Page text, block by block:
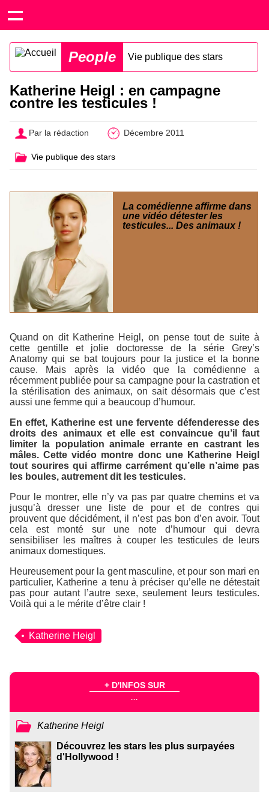
People Vie publique des stars
Katherine Heigl : en campagne
contre les testicules !
Par la rédaction Décembre 2011
Vie publique des stars
La comédienne affirme dans
une vidéo détester les
testicules... Des animaux !
Quand on dit Katherine Heigl, on pense tout de suite à
cette gentille et jolie doctoresse de la série Grey’s
Anatomy qui se bat toujours pour la justice et la bonne
cause. Mais après la vidéo que la comédienne a
récemment publiée pour sa campagne pour la castration et
la stérilisation des animaux, on sait désormais que c’est
aussi une femme qui a beaucoup d’humour.
En effet, Katherine est une fervente défenderesse des
droits des animaux et elle est convaincue qu’il faut
limiter la population animale errante en castrant les
mâles. Cette vidéo montre donc une Katherine Heigl
tout sourires qui affirme carrément qu’elle n’aime pas
les boules, autrement dit les testicules.
Pour le montrer, elle n’y va pas par quatre chemins et va
jusqu’à dresser une liste de pour et de contres qui
prouvent que décidément, il n’est pas bon d’en avoir. Tout
cela est monté sur une note d’humour qui devra
sensibiliser les maîtres à couper les testicules de leurs
animaux domestiques.
Heureusement pour la gent masculine, et pour son mari en
particulier, Katherine a tenu à préciser qu’elle ne détestait
pas pour autant l’autre sexe, seulement leurs testicules.
Voilà qui a le mérite d’être clair !
Katherine Heigl
+ D'INFOS SUR
...
Katherine Heigl
Découvrez les stars les plus surpayées
d'Hollywood !